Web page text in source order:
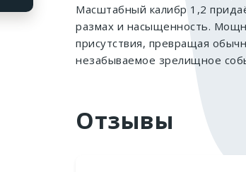
Масштабный калибр 1,2
размах и насыщенность.
присутствия, превращая
незабываемое зрелищное
Отзывы